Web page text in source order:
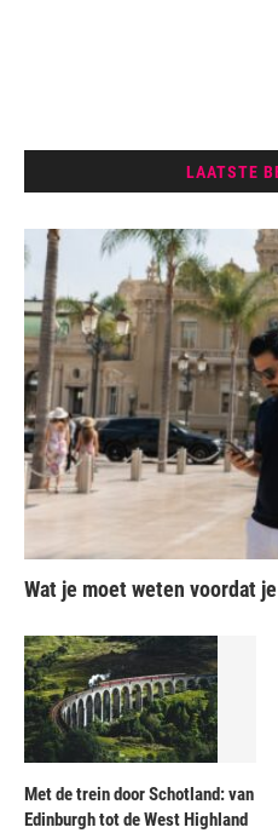
LAATSTE
Wat je moet weten voordat
Met de trein door Schotland: van
Edinburgh tot de West Highland